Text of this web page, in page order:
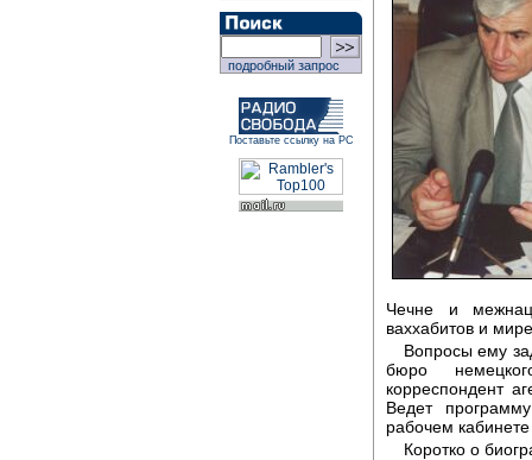
подробный запрос
Поставьте ссылку на РС
Чечне и
ваххабитов и
Вопросы ему
бюро
корреспондент
Ведет
рабочем
Коротко о